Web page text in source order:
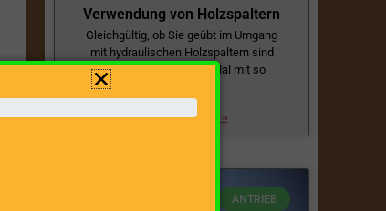
Verwendung von Holzspaltern
Gleichgültig, ob Sie geübt im Umgang
mit hydraulischen Holzspaltern sind
oder, ob Sie das erste Mal mit so
ZUM BEITRAG »
ANTRIEB